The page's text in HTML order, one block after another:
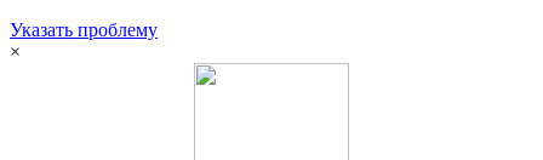
Указать проблему
×